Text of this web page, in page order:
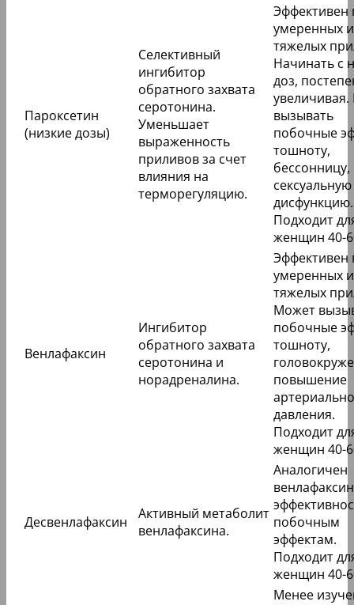
Пароксетин
(низкие дозы)
Селективный
ингибитор
обратного захвата
серотонина.
Уменьшает
выраженность
приливов за счет
влияния на
терморегуляцию.
Эффективен
умеренных и
тяжелых
Начинать с
доз,
вызывать
побочные
тошноту,
бессонницу,
сексуальную
дисфункцию.
Подходит
женщин 40-
Венлафаксин
Ингибитор
обратного захвата
серотонина и
норадреналина.
Эффективен
умеренных и
тяжелых
Может
побочные
тошноту,
повышение
давления.
Подходит
женщин 40-
Десвенлафаксин
Активный метаболит
венлафаксина.
Аналогичен
побочным
эффектам.
Подходит
женщин 40-
Менее